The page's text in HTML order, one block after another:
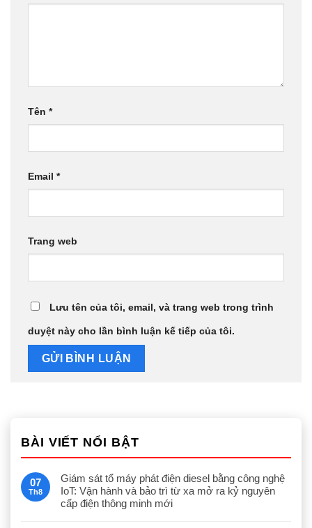
Tên *
Email *
Trang web
Lưu tên của tôi, email, và trang web trong trình
duyệt này cho lần bình luận kế tiếp của tôi.
BÀI VIẾT NỔI BẬT
07
Th8
Giám sát tổ máy phát điện diesel bằng công nghệ
IoT: Vận hành và bảo trì từ xa mở ra kỷ nguyên
cấp điện thông minh mới